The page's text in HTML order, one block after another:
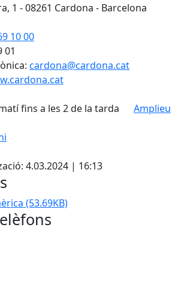
1 - 08261 Cardona - Barcelona
10 00
01
cardona@cardona.cat
fins a les 2 de la tarda
Amplieu
4.03.2024 | 16:13
(53.69KB)